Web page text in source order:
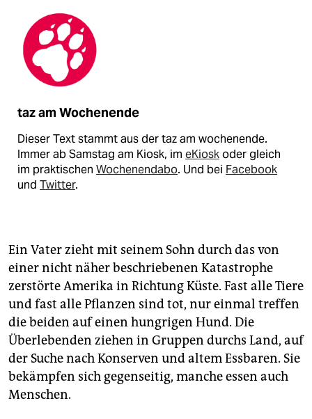
taz am Wochenende
Dieser Text stammt aus der taz am wochenende.
Immer ab Samstag am Kiosk, im eKioskoder gleich
im praktischen Wochenendabo. Und bei Facebook
und Twitter.
Ein Vater zieht mit seinem Sohn durch das von
einer nicht näher beschriebenen Katastrophe
zerstörte Amerika in Richtung Küste. Fast alle Tiere
und fast alle Pflanzen sind tot, nur einmal treffen
die beiden auf einen hungrigen Hund. Die
Überlebenden ziehen in Gruppen durchs Land, auf
der Suche nach Konserven und altem Essbaren. Sie
bekämpfen sich gegenseitig, manche essen auch
Menschen.